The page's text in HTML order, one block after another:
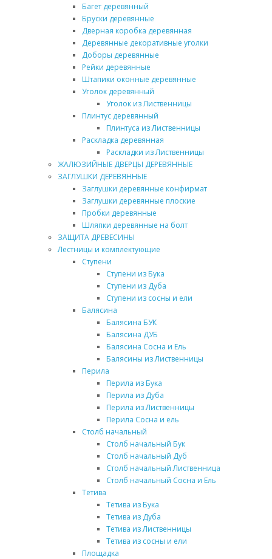
Багет деревянный
Бруски деревянные
Дверная коробка деревянная
Деревянные декоративные уголки
Доборы деревянные
Рейки деревянные
Штапики оконные деревянные
Уголок деревянный
Уголок из Лиственницы
Плинтус деревянный
Плинтуса из Лиственницы
Раскладка деревянная
Раскладки из Лиственницы
ЖАЛЮЗИЙНЫЕ ДВЕРЦЫ ДЕРЕВЯННЫЕ
ЗАГЛУШКИ ДЕРЕВЯННЫЕ
Заглушки деревянные конфирмат
Заглушки деревянные плоские
Пробки деревянные
Шляпки деревянные на болт
ЗАЩИТА ДРЕВЕСИНЫ
Лестницы и комплектующие
Ступени
Ступени из Бука
Ступени из Дуба
Ступени из сосны и ели
Балясина
Балясина БУК
Балясина ДУБ
Балясина Сосна и Ель
Балясины из Лиственницы
Перила
Перила из Бука
Перила из Дуба
Перила из Лиственницы
Перила Сосна и ель
Столб начальный
Столб начальный Бук
Столб начальный Дуб
Столб начальный Лиственница
Столб начальный Сосна и Ель
Тетива
Тетива из Бука
Тетива из Дуба
Тетива из Лиственницы
Тетива из сосны и ели
Площадка